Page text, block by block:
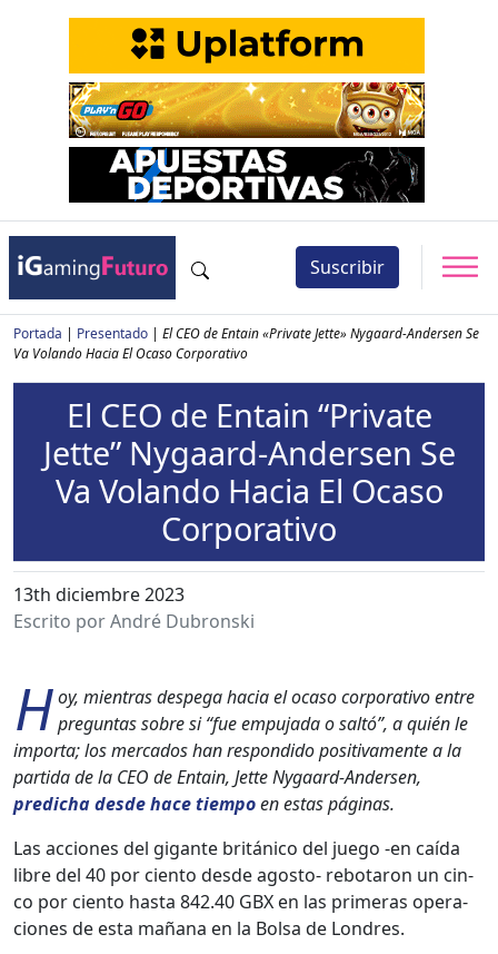
Suscribir
Portada | Presentado | El CEO de Entain «Private Jette» Nygaard-Andersen Se
Va Volando Hacia El Ocaso Corporativo
El CEO de Entain “Private
Jette” Nygaard-Andersen Se
Va Volando Hacia El Ocaso
Corporativo
13th diciembre 2023
Escrito por André Dubronski
Hoy, mien­tras despe­ga hacia el oca­so cor­po­ra­ti­vo entre
pre­gun­tas sobre si “fue empu­ja­da o saltó”, a quién le
impor­ta; los mer­ca­dos han respon­di­do pos­i­ti­va­mente a la
par­ti­da de la CEO de Entain, Jette Nygaard-Ander­sen,
predicha des­de hace tiem­poen estas pági­nas.
Las acciones del gigante británi­co del juego ‑en caí­da
libre del 40 por cien­to des­de agos­to- reb­o­taron un cin­
co por cien­to has­ta 842.40 GBX en las primeras opera­
ciones de esta mañana en la Bol­sa de Lon­dres.